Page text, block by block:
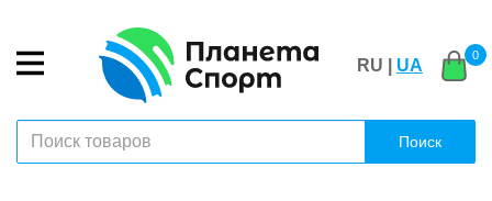
RU | UA
0
Поиск